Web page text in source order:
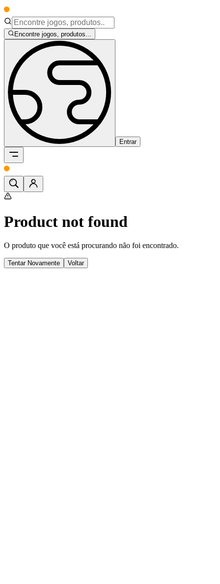
Encontre jogos, produtos...
Entrar
Product not found
O produto que você está procurando não foi encontrado.
Tentar Novamente Voltar